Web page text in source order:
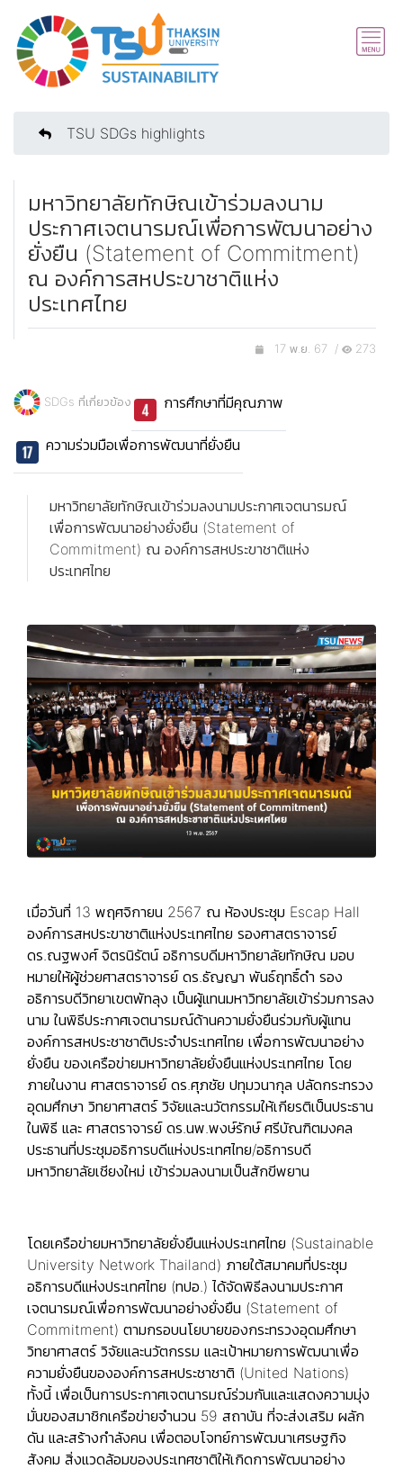
TSU SDGs highlights
มหาวิทยาลัยทักษิณเข้าร่วมลงนาม
ประกาศเจตนารมณ์เพื่อการพัฒนาอย่าง
ยั่งยืน (Statement of Commitment)
ณ องค์การสหประขาชาติแห่ง
ประเทศไทย
17 พ.ย. 67 / 273
SDGs ที่เกี่ยวข้อง การศึกษาที่มีคุณภาพ
ความร่วมมือเพื่อการพัฒนาที่ยั่งยืน
มหาวิทยาลัยทักษิณเข้าร่วมลงนามประกาศเจตนารมณ์
เพื่อการพัฒนาอย่างยั่งยืน (Statement of
Commitment) ณ องค์การสหประขาชาติแห่ง
ประเทศไทย
เมื่อวันที่ 13 พฤศจิกายน 2567 ณ ห้องประชุม Escap Hall
องค์การสหประขาชาติแห่งประเทศไทย รองศาสตราจารย์
ดร.ณฐพงศ์ จิตรนิรัตน์ อธิการบดีมหาวิทยาลัยทักษิณ มอบ
หมายให้ผู้ช่วยศาสตราจารย์ ดร.ธัญญา พันธ์ฤทธิ์ดำ รอง
อธิการบดีวิทยาเขตพัทลุง เป็นผู้แทนมหาวิทยาลัยเข้าร่วมการลง
นาม ในพิธีประกาศเจตนารมณ์ด้านความยั่งยืนร่วมกับผู้แทน
องค์การสหประชาชาติประจำประเทศไทย เพื่อการพัฒนาอย่าง
ยั่งยืน ของเครือข่ายมหาวิทยาลัยยั่งยืนแห่งประเทศไทย โดย
ภายในงาน ศาสตราจารย์ ดร.ศุภชัย ปทุมวนากุล ปลัดกระทรวง
อุดมศึกษา วิทยาศาสตร์ วิจัยและนวัตกรรมให้เกียรติเป็นประธาน
ในพิธี และ ศาสตราจารย์ ดร.นพ.พงษ์รักษ์ ศรีบัณฑิตมงคล
ประธานที่ประชุมอธิการบดีแห่งประเทศไทย/อธิการบดี
มหาวิทยาลัยเชียงใหม่ เข้าร่วมลงนามเป็นสักขีพยาน
โดยเครือข่ายมหาวิทยาลัยยั่งยืนแห่งประเทศไทย (Sustainable
University Network Thailand) ภายใต้สมาคมที่ประชุม
อธิการบดีแห่งประเทศไทย (ทปอ.) ได้จัดพิธีลงนามประกาศ
เจตนารมณ์เพื่อการพัฒนาอย่างยั่งยืน (Statement of
Commitment) ตามกรอบนโยบายของกระทรวงอุดมศึกษา
วิทยาศาสตร์ วิจัยและนวัตกรรม และเป้าหมายการพัฒนาเพื่อ
ความยั่งยืนขององค์การสหประชาชาติ (United Nations)
ทั้งนี้ เพื่อเป็นการประกาศเจตนารมณ์ร่วมกันและแสดงความมุ่ง
มั่นของสมาชิกเครือข่ายจำนวน 59 สถาบัน ที่จะส่งเสริม ผลัก
ดัน และสร้างกำลังคน เพื่อตอบโจทย์การพัฒนาเศรษฐกิจ
สังคม สิ่งแวดล้อมของประเทศชาติให้เกิดการพัฒนาอย่าง